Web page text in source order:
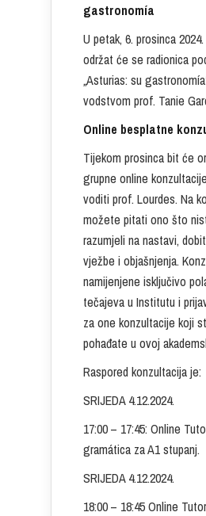
gastronomía
U petak, 6. prosinca
održat će se radionica
„Asturias: su gastronomía
vodstvom prof. Tanie
Online besplatne
Tijekom prosinca bit će
grupne online
voditi prof. Lourdes. Na
možete pitati ono što
razumjeli na nastavi,
vježbe i objašnjenja.
namijenjene isključivo
tečajeva u Institutu i
za one konzultacije koji
pohađate u ovoj
Raspored konzultacija je:
SRIJEDA 4.12.2024.
17:00 – 17:45: Online
gramática za A1 stupanj.
SRIJEDA 4.12.2024.
18:00 – 18:45 Online